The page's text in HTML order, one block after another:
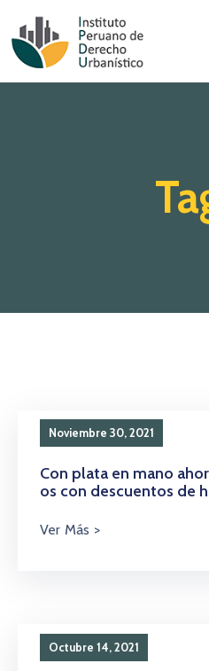
Inicio
Noviembre 30, 2021
Con plata en mano
os con descuentos de
Octubre 14, 2021